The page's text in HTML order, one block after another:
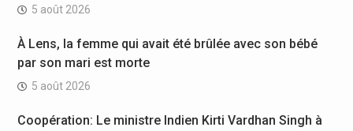
5 août 2026
À Lens, la femme qui avait été brûlée avec son bébé
par son mari est morte
5 août 2026
Coopération: Le ministre Indien Kirti Vardhan Singh à